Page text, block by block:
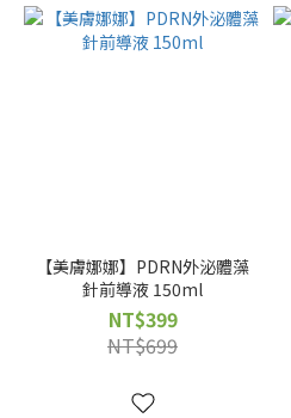
【美膚娜娜】PDRN外泌體藻
針前導液 150ml
NT$399
NT$699